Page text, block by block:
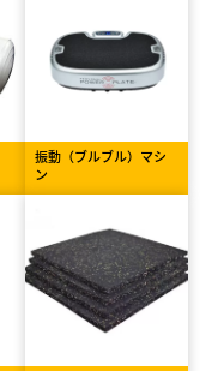
振動（ブルブル）マシ
ン